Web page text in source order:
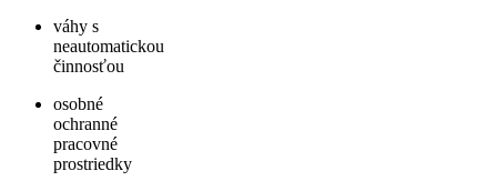
váhy s
neautomatickou
činnosťou
osobné
ochranné
pracovné
prostriedky